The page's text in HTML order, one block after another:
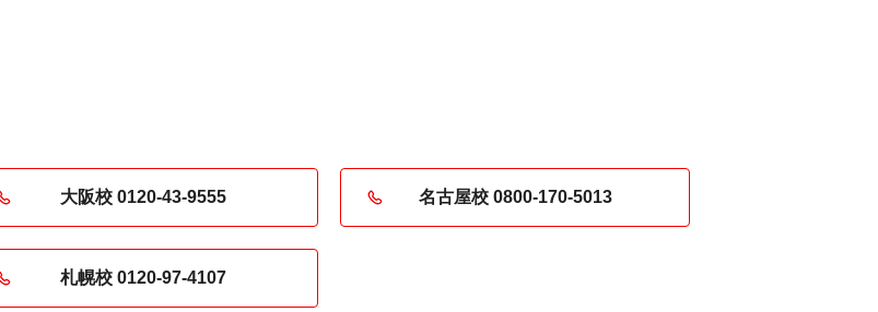
大阪校 0120-43-9555 名古屋校 0800-170-5013
札幌校 0120-97-4107